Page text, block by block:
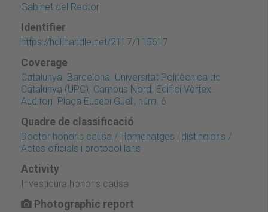
Gabinet del Rector
Identifier
https://hdl.handle.net/2117/115617
Coverage
Catalunya. Barcelona. Universitat Politècnica de
Catalunya (UPC). Campus Nord. Edifici Vèrtex.
Auditori. Plaça Eusebi Güell, núm. 6
Quadre de classificació
Doctor honoris causa / Homenatges i distincions /
Actes oficials i protocol·laris
Activity
Investidura honoris causa
Photographic report